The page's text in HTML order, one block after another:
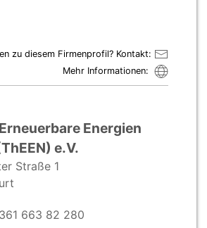
zu diesem Firmenprofil? Kontakt:
Mehr Informationen:
Energien
e.V.
Straße 1
663 82 280